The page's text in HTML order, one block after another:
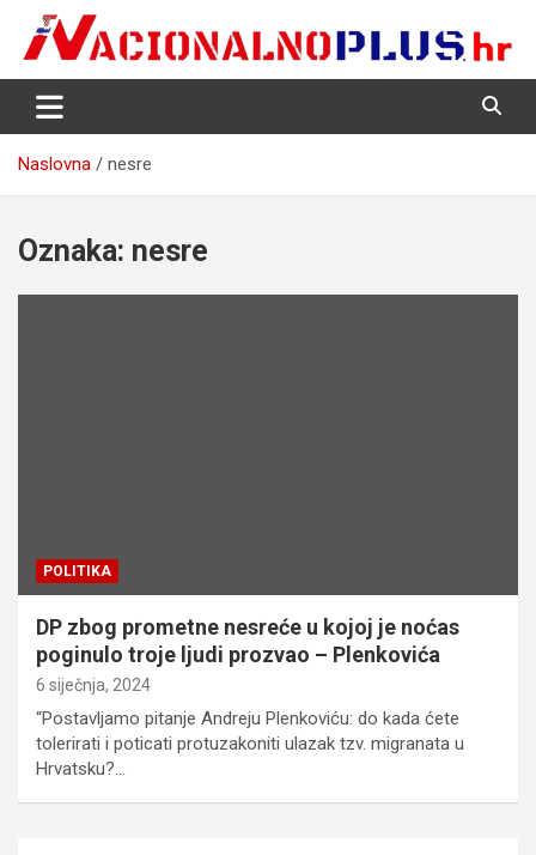
content
NacionalnoPlus.hr
Nacija želi znati više
Naslovna nesre
Oznaka: nesre
POLITIKA
DP zbog prometne nesreće u kojoj je noćas
poginulo troje ljudi prozvao – Plenkovića
6 siječnja, 2024
“Postavljamo pitanje Andreju Plenkoviću: do kada ćete
tolerirati i poticati protuzakoniti ulazak tzv. migranata u
Hrvatsku?…